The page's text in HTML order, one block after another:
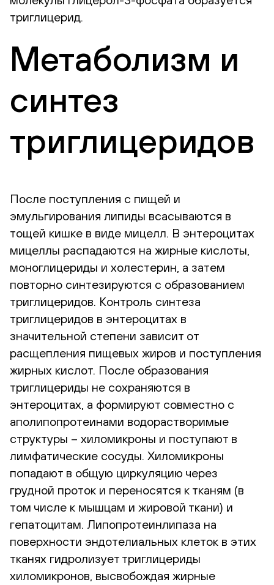
триглицерид.
Метаболизм и
синтез
триглицеридов
После поступления с пищей и
эмульгирования липиды всасываются в
тощей кишке в виде мицелл. В энтероцитах
мицеллы распадаются на жирные кислоты,
моноглицериды и холестерин, а затем
повторно синтезируются с образованием
триглицеридов. Контроль синтеза
триглицеридов в энтероцитах в
значительной степени зависит от
расщепления пищевых жиров и поступления
жирных кислот. После образования
триглицериды не сохраняются в
энтероцитах, а формируют совместно с
аполипопротеинами водорастворимые
структуры – хиломикроны и поступают в
лимфатические сосуды. Хиломикроны
попадают в общую циркуляцию через
грудной проток и переносятся к тканям (в
том числе к мышцам и жировой ткани) и
гепатоцитам. Липопротеинлипаза на
поверхности эндотелиальных клеток в этих
тканях гидролизует триглицериды
хиломикронов, высвобождая жирные